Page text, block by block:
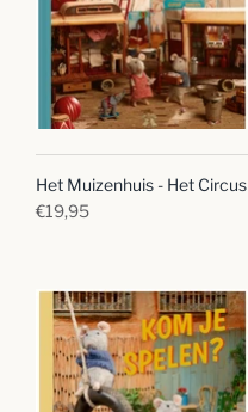
Het Muizenhuis - Het Circus
€19,95